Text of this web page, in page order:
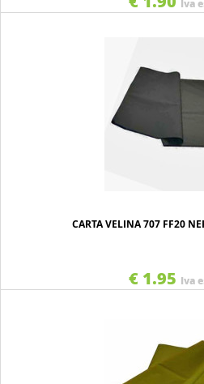
Iva
CARTA VELINA 707 FF20
€ 1.95 Iva